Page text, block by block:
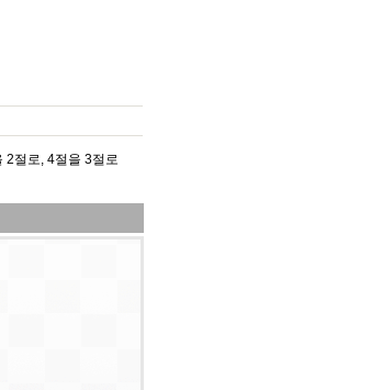
2절로, 4절을 3절로